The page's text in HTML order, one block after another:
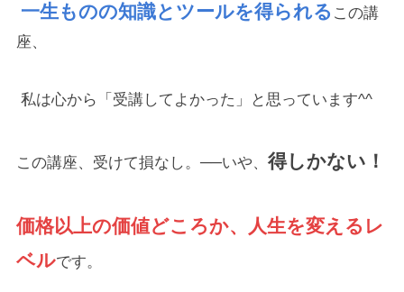
一生ものの知識とツールを得られる この講
座、
私は心から「受講してよかった」と思っています^^
この講座、受けて損なし。──いや、 得しかない！
価格以上の価値どころか、人生を変えるレ
ベルです。